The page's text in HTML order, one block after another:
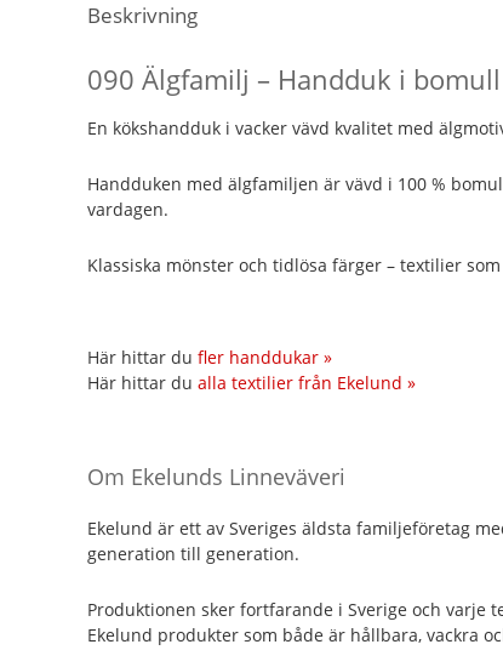
Beskrivning
090 Älgfamilj – Handduk i
En kökshandduk i vacker vävd kvalitet med
Handduken med älgfamiljen är vävd i 100 %
vardagen.
Klassiska mönster och tidlösa färger – textilier
Här hittar du fler handdukar »
Här hittar du alla textilier från Ekelund »
Om Ekelunds Linneväveri
Ekelund är ett av Sveriges äldsta familjeföretag
generation till generation.
Produktionen sker fortfarande i Sverige och varje
Ekelund produkter som både är hållbara, vackra